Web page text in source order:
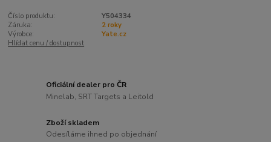
Číslo produktu:
Y504334
Záruka:
2 roky
Výrobce:
Yate.cz
Hlídat cenu / dostupnost
Oficiální dealer pro ČR
Minelab, SRT Targets a Leitold
Zboží skladem
Odesíláme ihned po objednání